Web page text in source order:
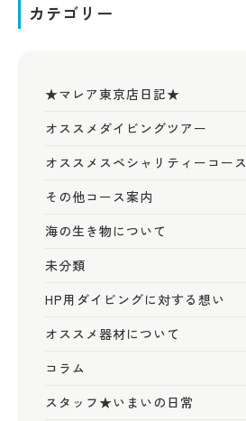
カテゴリー
★マレア東京店日記★
オススメダイビングツアー
オススメスペシャリティーコース
その他コース案内
海の生き物について
未分類
HP用ダイビングに対する想い
オススメ器材について
コラム
スタッフ★いまいの日常